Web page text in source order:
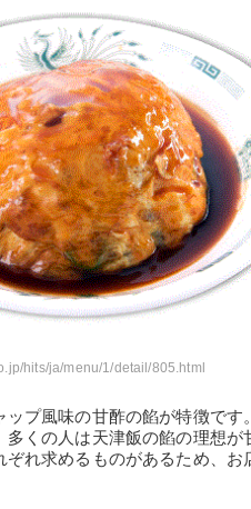
hits/ja/menu/1/detail/805.html
ップ風味の甘酢の餡が特徴で
多くの人は天津飯の餡の理想
れ求めるものがあるため、